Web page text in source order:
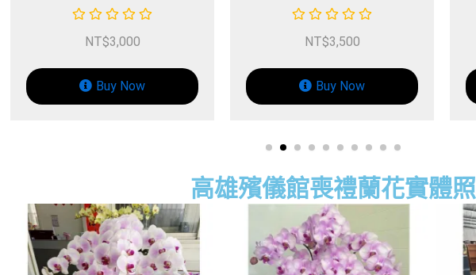
NT$3,500
Buy Now
NT$4,000
Buy Now
高雄殯儀館喪禮蘭花實體照